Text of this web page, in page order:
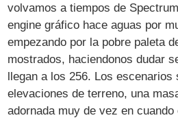
volvamos a tiempos de
engine gráfico hace aguas por
empezando por la pobre paleta
mostrados, haciendonos dudar
llegan a los 256. Los escenarios
elevaciones de terreno, una
adornada muy de vez en